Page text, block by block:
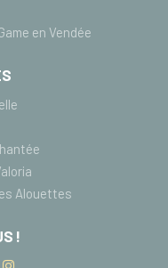
en Vendée
Alouettes
!